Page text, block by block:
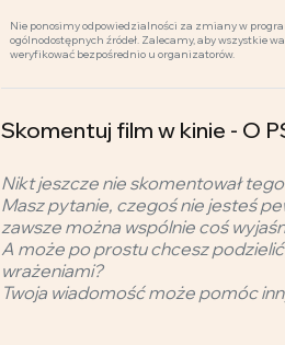
Nie ponosimy odpowiedzialności za zmiany w
ogólnodostępnych źródeł. Zalecamy, aby wszystkie
weryfikować bezpośrednio u organizatorów.
Skomentuj film w kinie - O
Nikt jeszcze nie skomentował
Masz pytanie, czegoś nie jesteś
zawsze można wspólnie coś
A może po prostu chcesz
wrażeniami?
Twoja wiadomość może pomóc